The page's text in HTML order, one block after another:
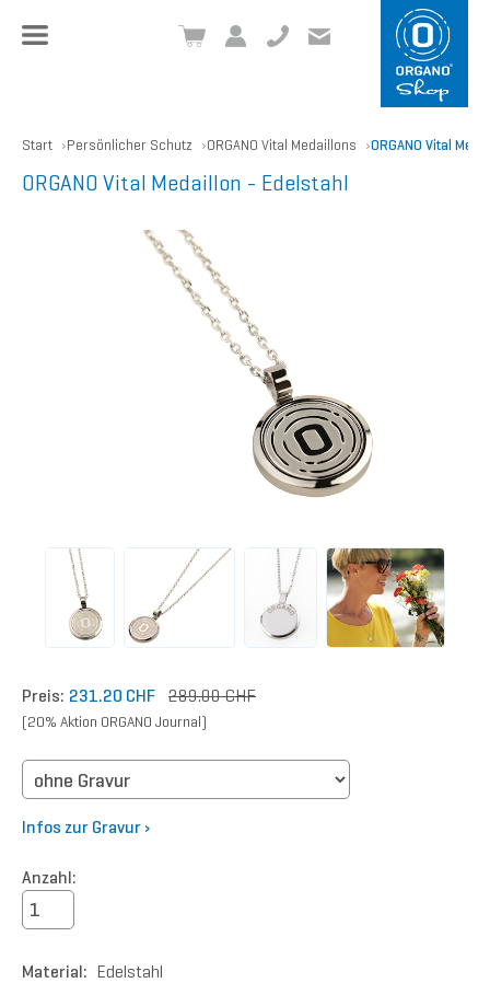
+49 8504 957999-0
ano.ch
Start Persönlicher Schutz ORGANO Vital Medaillons ORGANO Vital
ORGANO Vital Medaillon - Edelstahl
Preis: 231.20 CHF 289.00 CHF
(20% Aktion ORGANO Journal)
Infos zur Gravur ›
Anzahl:
Material: Edelstahl